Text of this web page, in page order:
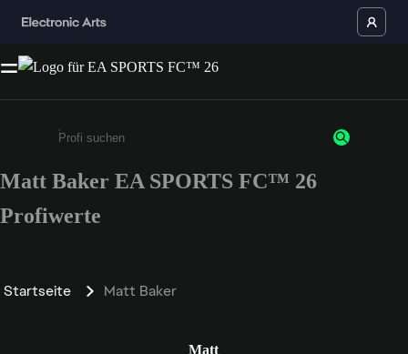
Gib mindestens 3 Zeichen oder Ziffern ein
Matt Baker EA SPORTS FC™ 26
Profiwerte
Startseite Matt Baker
Matt